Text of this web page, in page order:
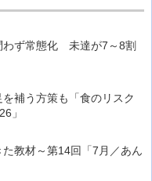
わず常態化 未達が7～8割
補う方策も「食のリスク
」
教材～第14回「7月／あん